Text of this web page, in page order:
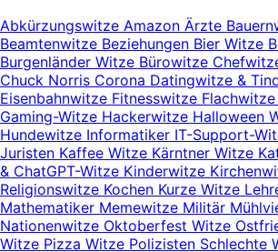
Abkürzungswitze Amazon Ärzte
Beamtenwitze Beziehungen Bier Witze
Burgenländer Witze Bürowitze
Chuck Norris Corona Datingwitze &
Eisenbahnwitze Fitnesswitze Flachwitze
Gaming-Witze Hackerwitze Halloween
Hundewitze Informatiker IT-Support-
Juristen Kaffee Witze Kärntner Witze
& ChatGPT-Witze Kinderwitze
Religionswitze Kochen Kurze Witze
Mathematiker Memewitze Militär
Nationenwitze Oktoberfest Witze
Witze Pizza Witze Polizisten Schlechte